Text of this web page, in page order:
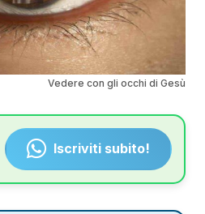
Vedere con gli occhi di Gesù
Iscriviti subito!